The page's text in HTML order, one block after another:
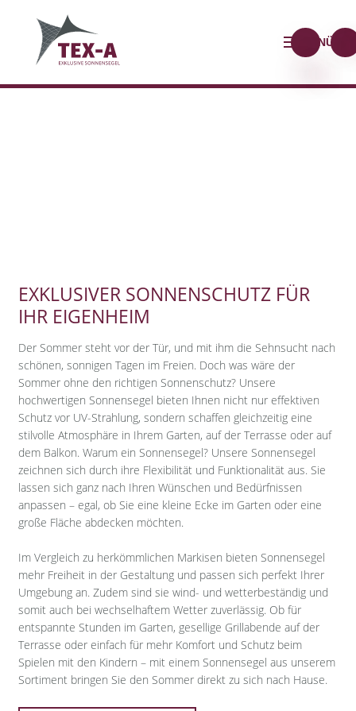
MENÜ
EXKLUSIVER SONNENSCHUTZ FÜR
IHR EIGENHEIM
Der Sommer steht vor der Tür, und mit ihm die Sehnsucht nach
schönen, sonnigen Tagen im Freien. Doch was wäre der
Sommer ohne den richtigen Sonnenschutz? Unsere
hochwertigen Sonnensegel bieten Ihnen nicht nur effektiven
Schutz vor UV-Strahlung, sondern schaffen gleichzeitig eine
stilvolle Atmosphäre in Ihrem Garten, auf der Terrasse oder auf
dem Balkon. Warum ein Sonnensegel? Unsere Sonnensegel
zeichnen sich durch ihre Flexibilität und Funktionalität aus. Sie
lassen sich ganz nach Ihren Wünschen und Bedürfnissen
anpassen – egal, ob Sie eine kleine Ecke im Garten oder eine
große Fläche abdecken möchten.
Im Vergleich zu herkömmlichen Markisen bieten Sonnensegel
mehr Freiheit in der Gestaltung und passen sich perfekt Ihrer
Umgebung an. Zudem sind sie wind- und wetterbeständig und
somit auch bei wechselhaftem Wetter zuverlässig. Ob für
entspannte Stunden im Garten, gesellige Grillabende auf der
Terrasse oder einfach für mehr Komfort und Schutz beim
Spielen mit den Kindern – mit einem Sonnensegel aus unserem
Sortiment bringen Sie den Sommer direkt zu sich nach Hause.